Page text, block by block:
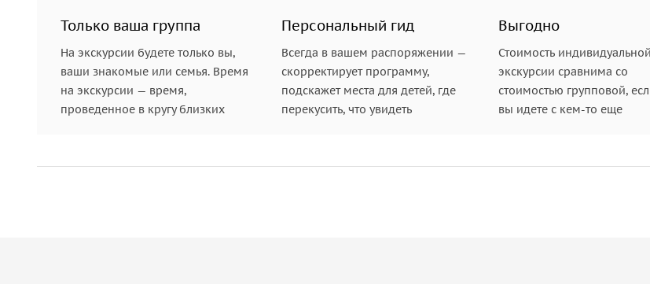
Только ваша группа
На экскурсии будете только вы,
ваши знакомые или семья. Время
на экскурсии — время,
проведенное в кругу близких
Персональный гид
Всегда в вашем распоряжении —
скорректирует программу,
подскажет места для детей, где
перекусить, что увидеть
Выгодно
Стоимость индивидуальной
экскурсии сравнима со
стоимостью групповой,
вы идете с кем-то еще